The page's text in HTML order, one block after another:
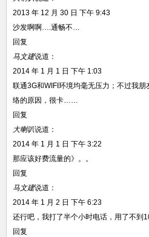
2013 年 12 月 30 日 下午 9:43
沙发啊啊….通畅不…
回复
马文建说道：
2014 年 1 月 1 日 下午 1:03
联通3G和WIFI环境均毫无压力；不过我
络的原因，很卡……
回复
大喇叭说道：
2014 年 1 月 1 日 下午 3:22
那应该好费流量的》。。
回复
马文建说道：
2014 年 1 月 2 日 下午 6:23
还行吧，我打了半个小时电话，用了不到
回复